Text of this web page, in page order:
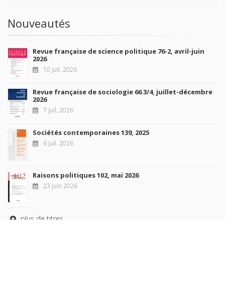
Nouveautés
Revue française de science politique 76-2, avril-juin
2026
10 juil. 2026
Revue française de sociologie 66 3/4, juillet-décembre
2026
7 juil. 2026
Sociétés contemporaines 139, 2025
6 juil. 2026
Raisons politiques 102, mai 2026
23 juin 2026
plus de titres